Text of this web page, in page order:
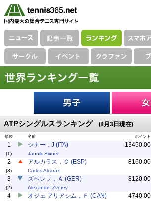
ATPシングルスランキング (8月3日現在)
順位 名前 ポイント
1
(1)
シナー，J (ITA)
Jannik Sinner
13450.00
2
(3)
アルカラス，Ｃ (ESP)
Carlos Alcaraz
8160.00
3
(2)
ズベレフ，Ａ (GER)
Alexander Zverev
8120.00
4 オジェ アリアシム，Ｆ (CAN) 4740.00